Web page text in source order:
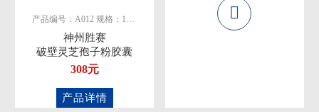
产品编号：A012 规格：12粒/板
神州胜赛
破壁灵芝孢子粉胶囊
308元
产品详情